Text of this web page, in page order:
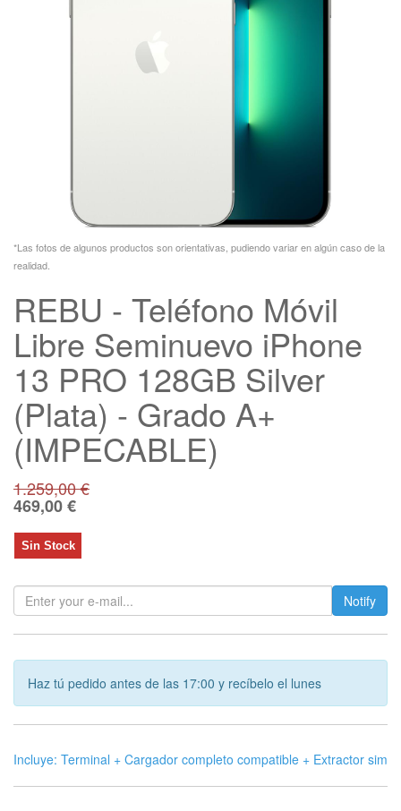
*Las fotos de algunos productos son orientativas, pudiendo variar en algún caso de la
realidad.
REBU - Teléfono Móvil
Libre Seminuevo iPhone
13 PRO 128GB Silver
(Plata) - Grado A+
(IMPECABLE)
1.259,00€
469,00€
Sin Stock
Notify
Haz tú pedido antes de las 17:00 y recíbelo el lunes
Incluye: Terminal + Cargador completo compatible + Extractor sim